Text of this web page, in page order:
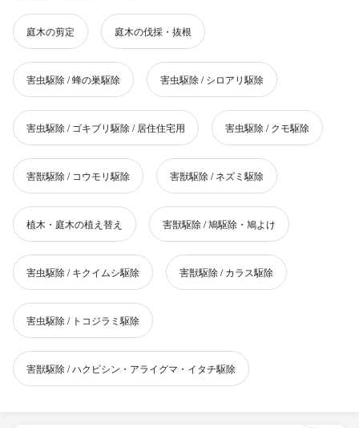
庭木の剪定 庭木の伐採・抜根
害虫駆除 / 蜂の巣駆除 害虫駆除 / シロアリ駆除
害虫駆除 / ゴキブリ駆除 / 居住住宅用 害虫駆除 / クモ駆除
害獣駆除 / コウモリ駆除 害獣駆除 / ネズミ駆除
植木・庭木の植え替え 害獣駆除 / 鳩駆除・鳩よけ
害虫駆除 / キクイムシ駆除 害獣駆除 / カラス駆除
害虫駆除 / トコジラミ駆除
害獣駆除 / ハクビシン・アライグマ・イタチ駆除